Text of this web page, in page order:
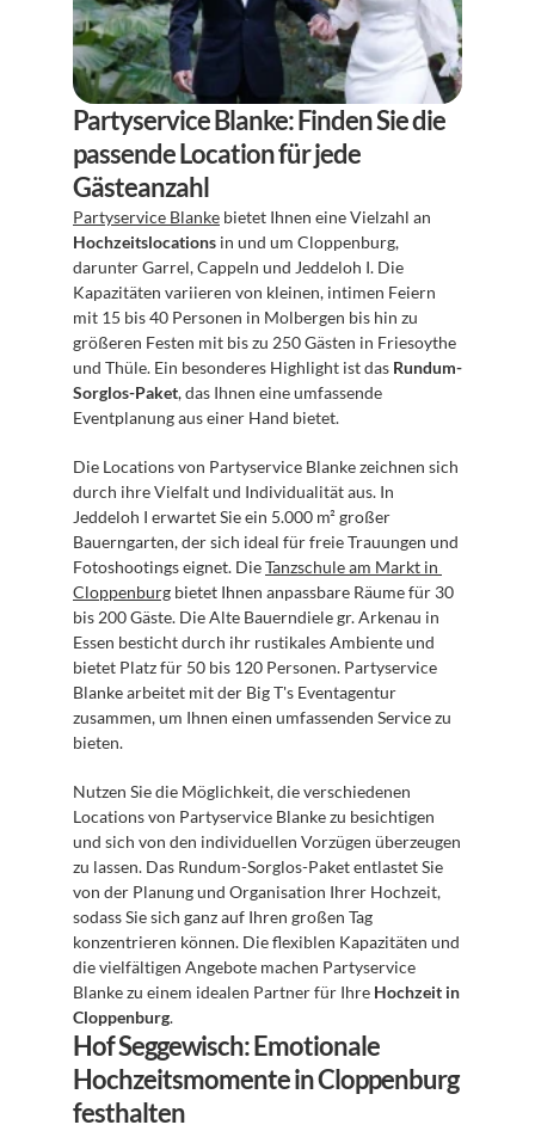
Partyservice Blanke: Finden Sie die
passende Location für jede
Gästeanzahl
Partyservice Blanke
Hochzeitslocations in und um Cloppenburg,
darunter Garrel, Cappeln und Jeddeloh I. Die
Kapazitäten variieren von kleinen, intimen Feiern
mit 15 bis 40 Personen in Molbergen bis hin zu
größeren Festen mit bis zu 250 Gästen in Friesoythe
und Thüle. Ein besonderes Highlight ist das Rundum-
Sorglos-Paket, das Ihnen eine umfassende
Eventplanung aus einer Hand bietet.
Die Locations von Partyservice Blanke zeichnen sich
durch ihre Vielfalt und Individualität aus. In
Jeddeloh I erwartet Sie ein 5.000 m² großer
Bauerngarten, der sich ideal für freie Trauungen und
Fotoshootings eignet. Die Tanzschule am Markt in
Cloppenburg bietet Ihnen anpassbare Räume für 30
bis 200 Gäste. Die Alte Bauerndiele gr. Arkenau in
Essen besticht durch ihr rustikales Ambiente und
bietet Platz für 50 bis 120 Personen. Partyservice
Blanke arbeitet mit der Big T's Eventagentur
zusammen, um Ihnen einen umfassenden Service zu
bieten.
Nutzen Sie die Möglichkeit, die verschiedenen
Locations von Partyservice Blanke zu besichtigen
und sich von den individuellen Vorzügen überzeugen
zu lassen. Das Rundum-Sorglos-Paket entlastet Sie
von der Planung und Organisation Ihrer Hochzeit,
sodass Sie sich ganz auf Ihren großen Tag
konzentrieren können. Die flexiblen Kapazitäten und
die vielfältigen Angebote machen Partyservice
Blanke zu einem idealen Partner für Ihre Hochzeit in
Cloppenburg.
Hof Seggewisch: Emotionale
Hochzeitsmomente in Cloppenburg
festhalten